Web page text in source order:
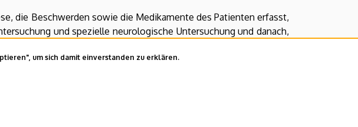
um sich damit einverstanden zu erklären.
die Beschwerden sowie die Medikamente des Patienten erfasst,
und spezielle neurologische Untersuchung und danach,